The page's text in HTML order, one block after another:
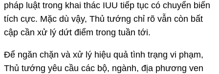
pháp luật trong khai thác IUU tiếp tục có chuyển biến
tích cực. Mặc dù vậy, Thủ tướng chỉ rõ vẫn còn bất
cập cần xử lý dứt điểm trong tuần tới.
Để ngăn chặn và xử lý hiệu quả tình trạng vi phạm,
Thủ tướng yêu cầu các bộ, ngành, địa phương ven